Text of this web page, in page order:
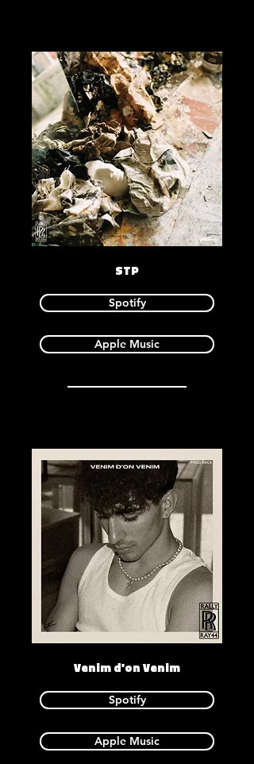
STP
Spotify
Apple Music
Venim d'on Venim
Spotify
Apple Music